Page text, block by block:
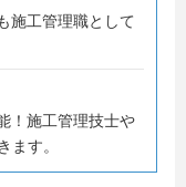
ャレンジしていく
施工管理職として
！施工管理技士や
ます。